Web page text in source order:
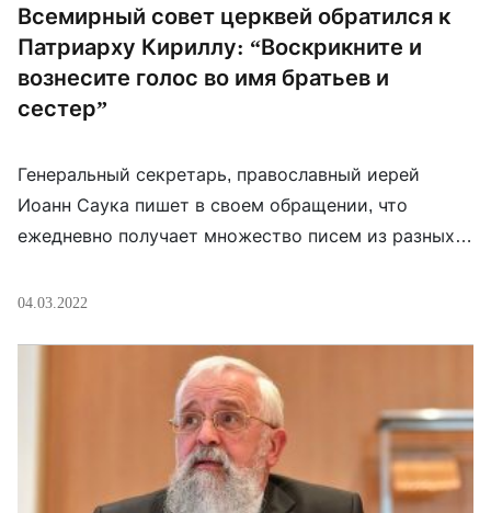
Всемирный совет церквей обратился к
Патриарху Кириллу: “Воскрикните и
вознесите голос во имя братьев и
сестер”
Генеральный секретарь, православный иерей
Иоанн Саука пишет в своем обращении, что
ежедневно получает множество писем из разных
Патриарха стать посредником. Румынский
приложить усилия для возвращения мира. Более
подробно ознакомиться с обращение на русском
языке можно на сайте Всемирного совета церквей.
04.03.2022